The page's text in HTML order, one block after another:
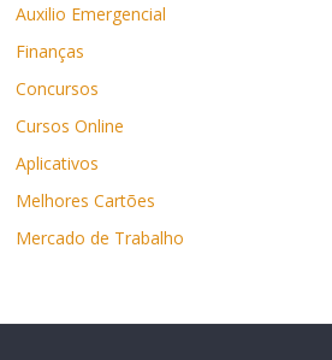
Auxilio Emergencial
Finanças
Concursos
Cursos Online
Aplicativos
Melhores Cartões
Mercado de Trabalho